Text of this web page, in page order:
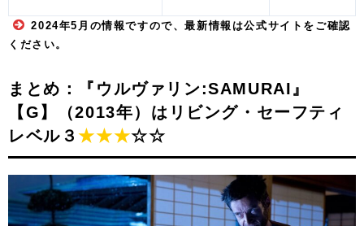
2024年5月の情報ですので、最新情報は公式サイトをご確認
ください。
まとめ：『ウルヴァリン:SAMURAI』
【G】（2013年）はリビング・セーフティ
レベル３★★★☆☆